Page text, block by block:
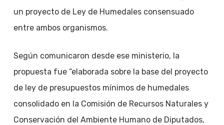
un proyecto de Ley de Humedales consensuado
entre ambos organismos.
Según comunicaron desde ese ministerio, la
propuesta fue “elaborada sobre la base del proyecto
de ley de presupuestos mínimos de humedales
consolidado en la Comisión de Recursos Naturales y
Conservación del Ambiente Humano de Diputados,